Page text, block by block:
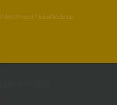
des offres et l'actualité de tac-